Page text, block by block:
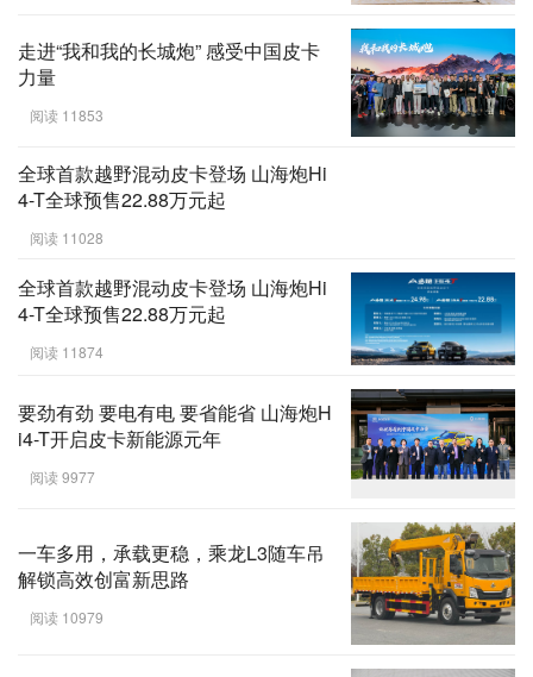
走进“我和我的长城炮” 感受中国皮卡
力量
阅读 11853
全球首款越野混动皮卡登场 山海炮Hi
4-T全球预售22.88万元起
阅读 11028
全球首款越野混动皮卡登场 山海炮Hi
4-T全球预售22.88万元起
阅读 11874
要劲有劲 要电有电 要省能省 山海炮H
i4-T开启皮卡新能源元年
阅读 9977
一车多用，承载更稳，乘龙L3随车吊
解锁高效创富新思路
阅读 10979